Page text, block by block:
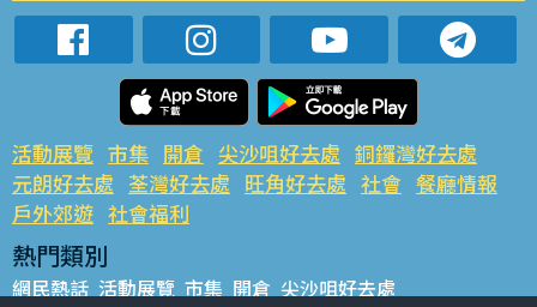
活動展覽 市集 開倉 尖沙咀好去處 銅鑼灣好去處
元朗好去處 荃灣好去處 旺角好去處 社會 餐廳情報
戶外郊遊 社會福利
熱門類別
網民熱話 活動展覽 市集 開倉 尖沙咀好去處